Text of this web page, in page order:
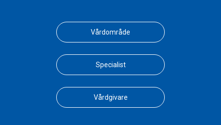
Vårdområde
Specialist
Vårdgivare